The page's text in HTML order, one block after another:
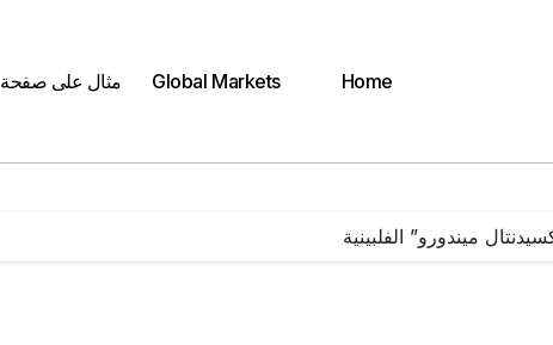
Home
Global Markets مثال على صفحة